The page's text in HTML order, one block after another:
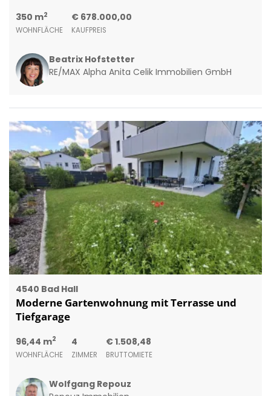
350 m2
WOHNFLÄCHE
€ 678.000,00
KAUFPREIS
Beatrix Hofstetter
RE/MAX Alpha Anita Celik Immobilien GmbH
4540 Bad Hall
Moderne Gartenwohnung mit Terrasse und
Tiefgarage
96,44 m2
WOHNFLÄCHE
4
ZIMMER
€ 1.508,48
BRUTTOMIETE
Wolfgang Repouz